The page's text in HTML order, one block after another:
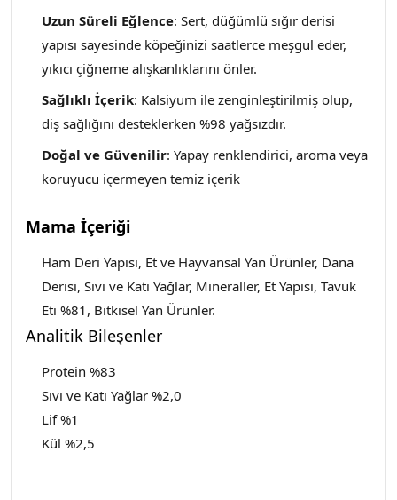
Uzun Süreli Eğlence: Sert, düğümlü sığır derisi
yapısı sayesinde köpeğinizi saatlerce meşgul eder,
yıkıcı çiğneme alışkanlıklarını önler.
Sağlıklı İçerik: Kalsiyum ile zenginleştirilmiş olup,
diş sağlığını desteklerken %98 yağsızdır.
Doğal ve Güvenilir: Yapay renklendirici, aroma veya
koruyucu içermeyen temiz içerik
Mama İçeriği
Ham Deri Yapısı, Et ve Hayvansal Yan Ürünler, Dana
Derisi, Sıvı ve Katı Yağlar, Mineraller, Et Yapısı, Tavuk
Eti %81, Bitkisel Yan Ürünler.
Analitik Bileşenler
Protein %83
Sıvı ve Katı Yağlar %2,0
Lif %1
Kül %2,5